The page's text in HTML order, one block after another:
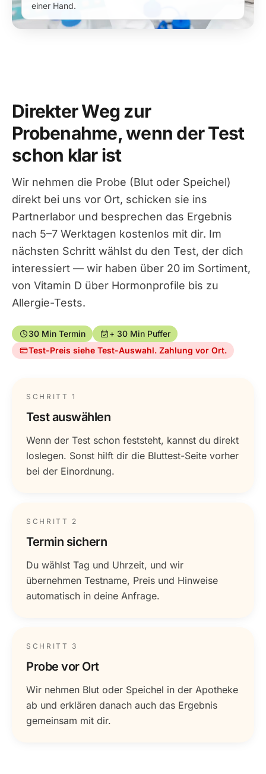
einer Hand.
Direkter Weg zur
Probenahme, wenn der Test
schon klar ist
Wir nehmen die Probe (Blut oder Speichel)
direkt bei uns vor Ort, schicken sie ins
Partnerlabor und besprechen das Ergebnis
nach 5–7 Werktagen kostenlos mit dir. Im
nächsten Schritt wählst du den Test, der dich
interessiert — wir haben über 20 im Sortiment,
von Vitamin D über Hormonprofile bis zu
Allergie-Tests.
30 Min Termin
+ 30 Min Puffer
Test-Preis siehe Test-Auswahl. Zahlung vor Ort.
SCHRITT 1
Test auswählen
Wenn der Test schon feststeht, kannst du direkt
loslegen. Sonst hilft dir die Bluttest-Seite vorher
bei der Einordnung.
SCHRITT 2
Termin sichern
Du wählst Tag und Uhrzeit, und wir
übernehmen Testname, Preis und Hinweise
automatisch in deine Anfrage.
SCHRITT 3
Probe vor Ort
Wir nehmen Blut oder Speichel in der Apotheke
ab und erklären danach auch das Ergebnis
gemeinsam mit dir.